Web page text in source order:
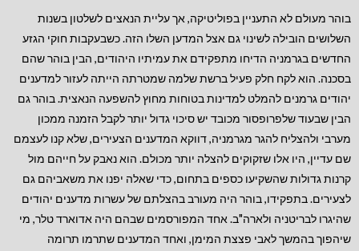
בוהר מעולם לא התעניין בפוליטיקה, אך עליית הנאצים לשלטון בשנות
השלושים הובילה לשינוי גם אצל המדען השלו הזה. כשבעקבות חוקי הגזע
החדשים בגרמניה הדיחו מתפקידם את עמיתיו היהודים, הבין בוהר שהם
בסכנה. הוא לקח חלק פעיל ברשת שלמה שמטרתה הייתה לעזור למדענים
יהודים גרמנים להמלט למדינות בטוחות מחוץ להשפעה הנאצית. בוהר גם
הבין שבעוד שלפרופסור מכובד יש סיכוי גדול יותר לקבל הזמנה ממכון
מערבי ולהצליח להגר מגרמניה, דווקא המדענים הצעירים, שלא קנו לעצמם
שם עדיין, היו אלו שזקוקים להצלה יותר מכולם. הוא נאבק על חייהם מול
קרנות גדולות שהשקיעו כספים בתחום, כדי שאלה יפנו את משאביהם גם
לצעירים. בתפקידו, בוהר היה מעורב בהצלתם של עשרות מדענים יהודים
שהיגרו לבריטניה ולארה"ב. אחד המפורסמים שבהם היה אדוארד טלר, מי
שיהפוך בהמשך לאבי פצצת המימן, ואחד המדענים שתרמו תרומה